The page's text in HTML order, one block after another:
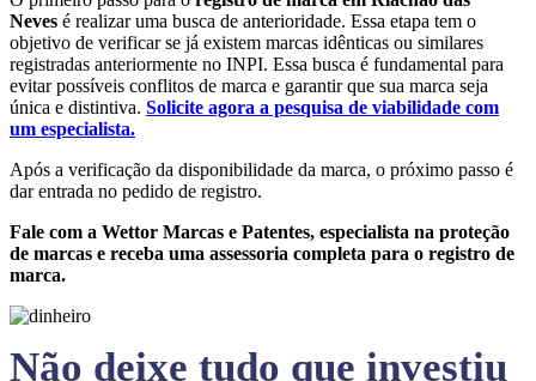
Neves é realizar uma busca de anterioridade. Essa etapa tem o
objetivo de verificar se já existem marcas idênticas ou similares
registradas anteriormente no INPI. Essa busca é fundamental para
evitar possíveis conflitos de marca e garantir que sua marca seja
única e distintiva. Solicite agora a pesquisa de viabilidade com
um especialista.
Após a verificação da disponibilidade da marca, o próximo passo é
dar entrada no pedido de registro.
Fale com a Wettor Marcas e Patentes, especialista na proteção
de marcas e receba uma assessoria completa para o registro de
marca.
Não deixe tudo que investiu